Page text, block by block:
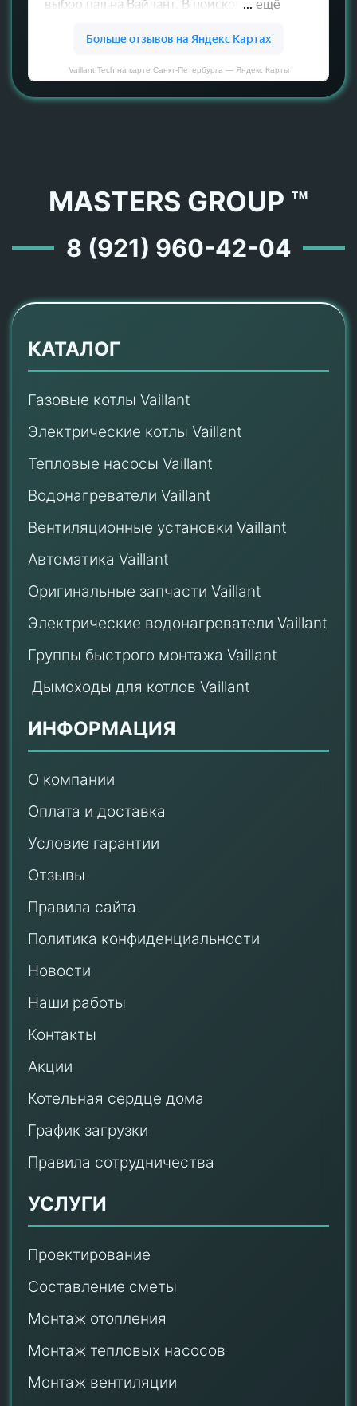
Vaillant Tech на карте Санкт‑Петербурга — Яндекс Карты
MASTERS GROUP ™
8 (921) 960-42-04
КАТАЛОГ
Газовые котлы Vaillant
Электрические котлы Vaillant
Тепловые насосы Vaillant
Водонагреватели Vaillant
Вентиляционные установки Vaillant
Автоматика Vaillant
Оригинальные запчасти Vaillant
Электрические водонагреватели Vaillant
Группы быстрого монтажа Vaillant
Дымоходы для котлов Vaillant
ИНФОРМАЦИЯ
О компании
Оплата и доставка
Условие гарантии
Отзывы
Правила сайта
Политика конфиденциальности
Новости
Наши работы
Контакты
Акции
Котельная сердце дома
График загрузки
Правила сотрудничества
УСЛУГИ
Проектирование
Составление сметы
Монтаж отопления
Монтаж тепловых насосов
Монтаж вентиляции